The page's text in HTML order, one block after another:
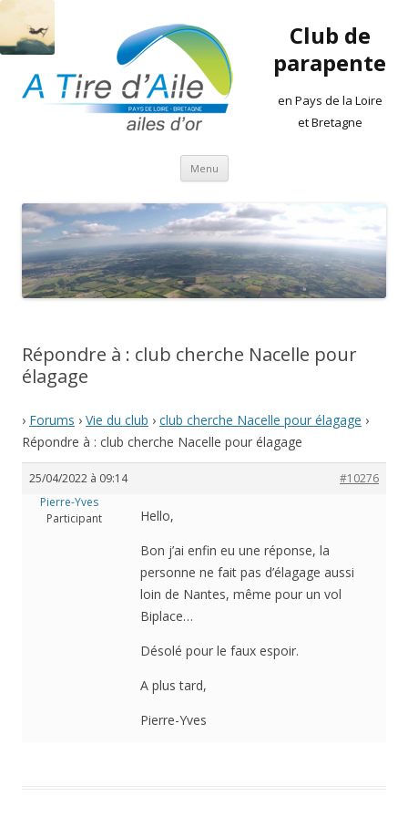
Club de
parapente
en Pays de la Loire
et Bretagne
Menu Aller
contenu
Répondre à : club cherche Nacelle pour
élagage
› Forums › Vie du club › club cherche Nacelle pour élagage ›
Répondre à : club cherche Nacelle pour élagage
25/04/2022 à 09:14
#10276
Pierre-Yves
Participant
Hello,
Bon j’ai enfin eu une réponse, la
personne ne fait pas d’élagage aussi
loin de Nantes, même pour un vol
Biplace…
Désolé pour le faux espoir.
A plus tard,
Pierre-Yves